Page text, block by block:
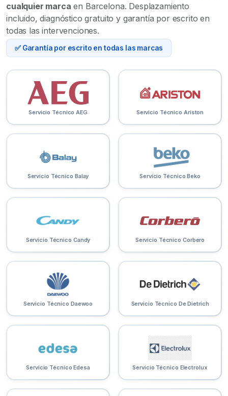
cualquier marca en Barcelona. Desplazamiento
incluido, diagnóstico gratuito y garantía por escrito en
todas las intervenciones.
✅ Garantía por escrito en todas las marcas
Servicio Técnico AEG Servicio Técnico Ariston
Servicio Técnico Balay Servicio Técnico Beko
Servicio Técnico Candy Servicio Técnico Corbero
Servicio Técnico Daewoo Servicio Técnico De Dietrich
Servicio Técnico Edesa Servicio Técnico Electrolux